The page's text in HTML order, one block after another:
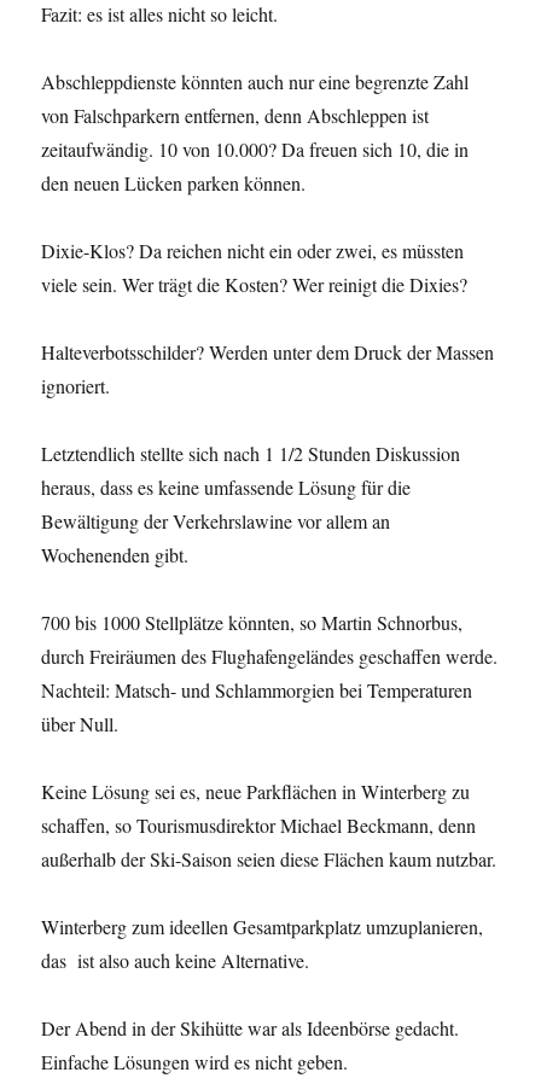
Fazit: es ist alles nicht so leicht.
Abschleppdienste könnten auch nur eine begrenzte Zahl
von Falschparkern entfernen, denn Abschleppen ist
zeitaufwändig. 10 von 10.000? Da freuen sich 10, die in
den neuen Lücken parken können.
Dixie-Klos? Da reichen nicht ein oder zwei, es müssten
viele sein. Wer trägt die Kosten? Wer reinigt die Dixies?
Halteverbotsschilder? Werden unter dem Druck der Massen
ignoriert.
Letztendlich stellte sich nach 1 1/2 Stunden Diskussion
heraus, dass es keine umfassende Lösung für die
Bewältigung der Verkehrslawine vor allem an
Wochenenden gibt.
700 bis 1000 Stellplätze könnten, so Martin Schnorbus,
durch Freiräumen des Flughafengeländes geschaffen werde.
Nachteil: Matsch- und Schlammorgien bei Temperaturen
über Null.
Keine Lösung sei es, neue Parkflächen in Winterberg zu
schaffen, so Tourismusdirektor Michael Beckmann, denn
außerhalb der Ski-Saison seien diese Flächen kaum nutzbar.
Winterberg zum ideellen Gesamtparkplatz umzuplanieren,
das ist also auch keine Alternative.
Der Abend in der Skihütte war als Ideenbörse gedacht.
Einfache Lösungen wird es nicht geben.